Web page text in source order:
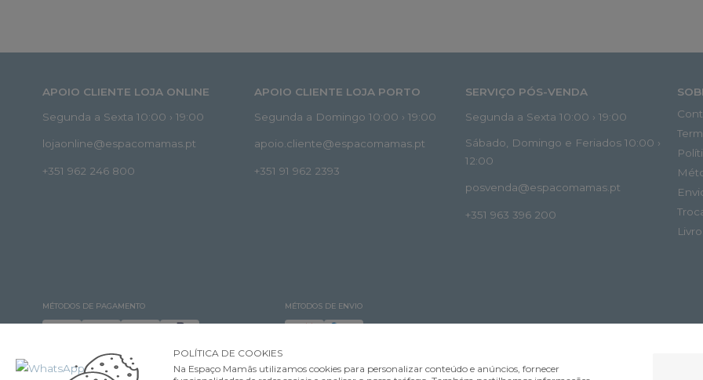
APOIO CLIENTE LOJA ONLINE
Segunda a Sexta 10:00 › 19:00
lojaonline@espacomamas.pt
+351 962 246 800
APOIO CLIENTE LOJA PORTO
Segunda a Domingo 10:00 › 19:00
apoio.cliente@espacomamas.pt
+351 91 962 2393
SERVIÇO PÓS-VENDA
Segunda a Sexta 10:00 › 19:00
Sábado, Domingo e Feriados 10:00 ›
12:00
posvenda@espacomamas.pt
+351 963 396 200
MÉTODOS DE PAGAMENTO MÉTODOS DE ENVIO
POLÍTICA DE COOKIES
Na Espaço Mamãs utilizamos cookies para personalizar conteúdo e anúncios, fornecer